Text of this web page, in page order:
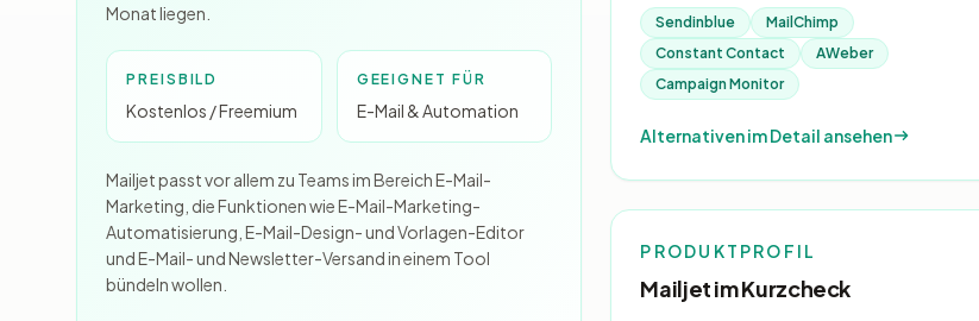
Monat liegen.
PREISBILD
Kostenlos / Freemium
GEEIGNET FÜR
E-Mail & Automation
Mailjet passt vor allem zu Teams im Bereich E-Mail-
Marketing, die Funktionen wie E-Mail-Marketing-
Automatisierung, E-Mail-Design- und Vorlagen-Editor
und E-Mail- und Newsletter-Versand in einem Tool
bündeln wollen.
Sendinblue
MailChimp
Constant Contact
AWeber
Campaign Monitor
Alternativen im Detail ansehen
PRODUKTPROFIL
Mailjet im Kurzcheck